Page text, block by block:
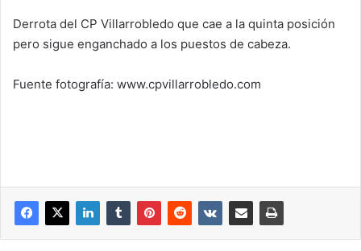
Derrota del CP Villarrobledo que cae a la quinta posición
pero sigue enganchado a los puestos de cabeza.
Fuente fotografía: www.cpvillarrobledo.com